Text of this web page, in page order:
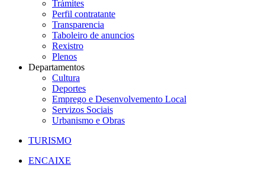
Trámites
Perfil contratante
Transparencia
Taboleiro de anuncios
Rexistro
Plenos
Departamentos
Cultura
Deportes
Emprego e Desenvolvemento Local
Servizos Sociais
Urbanismo e Obras
TURISMO
ENCAIXE